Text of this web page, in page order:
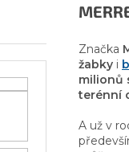
Značka
žabky i
milionů
terénní
A už v